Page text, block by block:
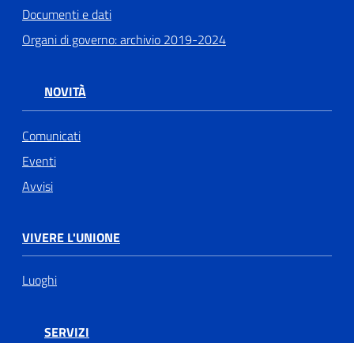
Documenti e dati
Organi di governo: archivio 2019-2024
NOVITÀ
Comunicati
Eventi
Avvisi
VIVERE L'UNIONE
Luoghi
SERVIZI